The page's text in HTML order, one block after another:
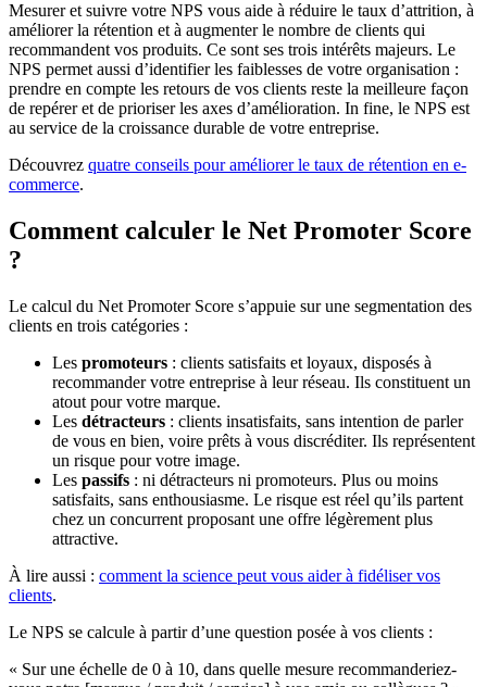
Mesurer et suivre votre NPS vous aide à réduire le taux d’attrition, à
améliorer la rétention et à augmenter le nombre de clients qui
recommandent vos produits. Ce sont ses trois intérêts majeurs. Le
NPS permet aussi d’identifier les faiblesses de votre organisation :
prendre en compte les retours de vos clients reste la meilleure façon
de repérer et de prioriser les axes d’amélioration. In fine, le NPS est
au service de la croissance durable de votre entreprise.
Découvrez quatre conseils pour améliorer le taux de rétention en e-
commerce.
Comment calculer le Net Promoter Score
?
Le calcul du Net Promoter Score s’appuie sur une segmentation des
clients en trois catégories :
Les promoteurs : clients satisfaits et loyaux, disposés à
recommander votre entreprise à leur réseau. Ils constituent un
atout pour votre marque.
Les détracteurs : clients insatisfaits, sans intention de parler
de vous en bien, voire prêts à vous discréditer. Ils représentent
un risque pour votre image.
Les passifs : ni détracteurs ni promoteurs. Plus ou moins
satisfaits, sans enthousiasme. Le risque est réel qu’ils partent
chez un concurrent proposant une offre légèrement plus
attractive.
À lire aussi : comment la science peut vous aider à fidéliser vos
clients.
Le NPS se calcule à partir d’une question posée à vos clients :
« Sur une échelle de 0 à 10, dans quelle mesure recommanderiez-